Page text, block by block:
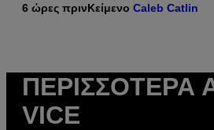
6 ώρες πρινΚείμενο Caleb Catlin
ΠΕΡΙΣΣΌΤΕΡΑ
VICE